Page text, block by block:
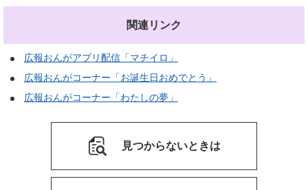
関連リンク
広報おんがアプリ配信「マチイロ」
広報おんがコーナー「お誕生日おめでとう」
広報おんがコーナー「わたしの夢」
見つからないときは